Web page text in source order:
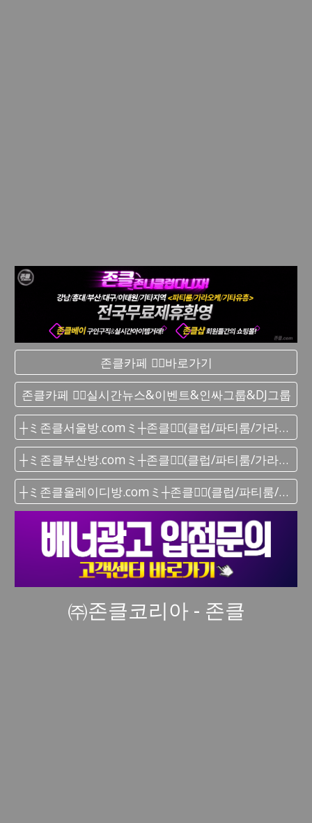
존클카페 ❤️‍🔥바로가기
존클카페 ❤️‍🔥실시간 뉴스&이벤트&인싸그룹&DJ그룹
┼ミ존클서울방.comミ┼존클❤️‍🔥(클럽/파티룸/가라오케) - 단톡방
┼ミ존클부산방.comミ┼존클❤️‍🔥(클럽/파티룸/가라오케) - 단톡방
┼ミ존클올레이디방.comミ┼존클❤️‍🔥(클럽/파티룸/가라오케) - 단톡방
㈜존클코리아 - 존클